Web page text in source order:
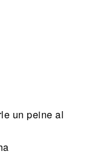
un peine al